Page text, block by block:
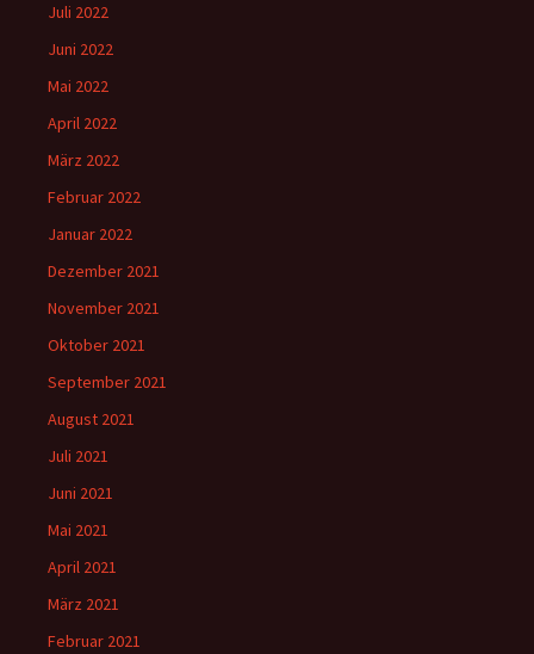
Juli 2022
Juni 2022
Mai 2022
April 2022
März 2022
Februar 2022
Januar 2022
Dezember 2021
November 2021
Oktober 2021
September 2021
August 2021
Juli 2021
Juni 2021
Mai 2021
April 2021
März 2021
Februar 2021